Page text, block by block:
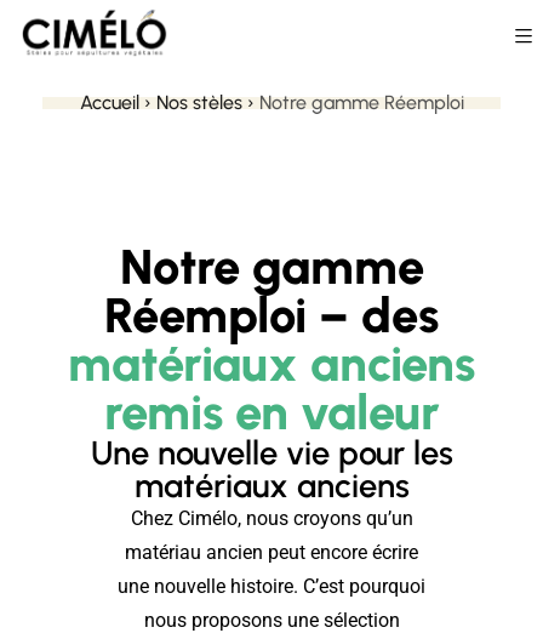
Accueil›Nos stèles›Notre gamme Réemploi
Notre gamme
Réemploi – des
matériaux anciens
remis en valeur
Une nouvelle vie pour les
matériaux anciens
Chez Cimélo, nous croyons qu’un
matériau ancien peut encore écrire
une nouvelle histoire. C’est pourquoi
nous proposons une sélection